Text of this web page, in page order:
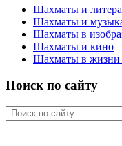
Шахматы и
Шахматы и
Шахматы в
Шахматы и кино
Шахматы в жизни
Поиск по сайту